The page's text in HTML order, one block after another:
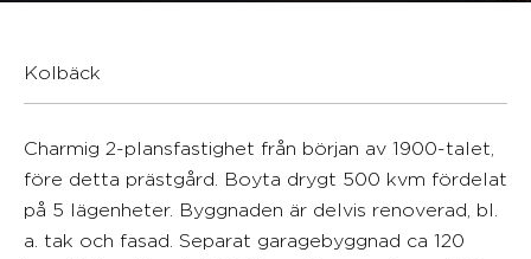
Kolbäck
Charmig 2-plansfastighet från början av 1900-talet,
före detta prästgård. Boyta drygt 500 kvm fördelat
på 5 lägenheter. Byggnaden är delvis renoverad, bl.
a. tak och fasad. Separat garagebyggnad ca 120